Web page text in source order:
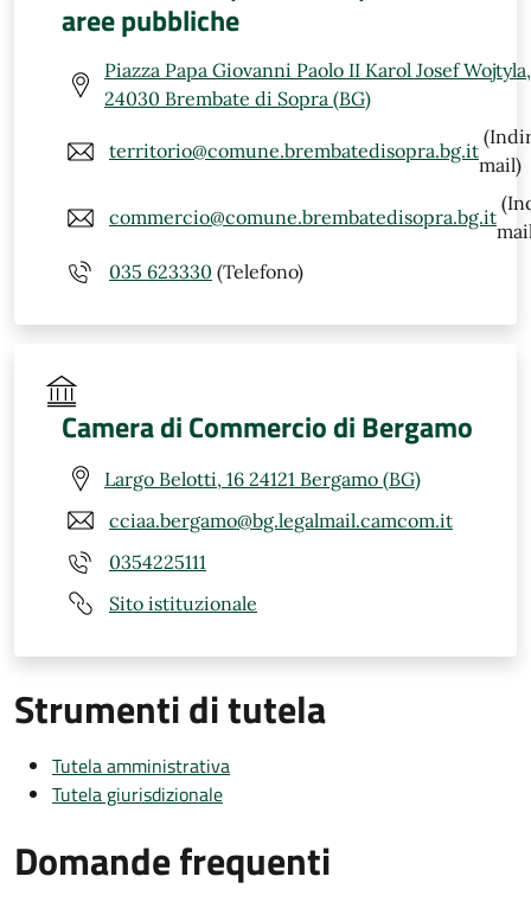
aree pubbliche
Piazza Papa Giovanni Paolo II Karol Josef
24030 Brembate di Sopra (BG)
territorio@comune.brembatedisopra.bg.it
mail)
commercio@comune.brembatedisopra.bg.it
035 623330 (Telefono)
Camera di Commercio di Bergamo
Largo Belotti, 16 24121 Bergamo (BG)
cciaa.bergamo@bg.legalmail.camcom.it
0354225111
Sito istituzionale
Strumenti di tutela
Tutela amministrativa
Tutela giurisdizionale
Domande frequenti